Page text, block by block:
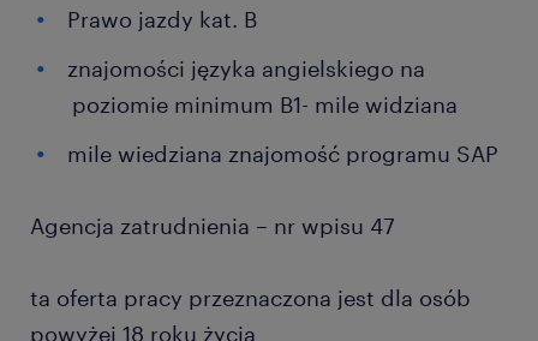
Prawo jazdy kat. B
znajomości języka angielskiego na
poziomie minimum B1- mile widziana
mile wiedziana znajomość programu SAP
Agencja zatrudnienia – nr wpisu 47
ta oferta pracy przeznaczona jest dla osób
powyżej 18 roku życia